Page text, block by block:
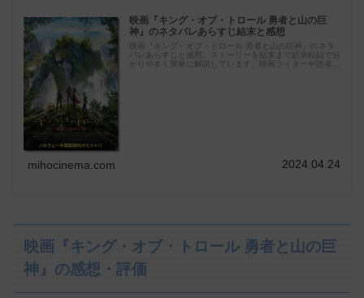
映画『キング・オブ・トロール 勇者と山の巨
神』のネタバレあらすじ結末と感想
映画『キング・オブ・トロール 勇者と山の巨神』のネタ
バレあらすじと感想。ストーリーを結末まで起承転結で分
かりやすく簡単に解説しています。映画ライターや読者に
mihocinema.com 2024.04.24
映画『キング・オブ・トロール 勇者と山の巨
神』の感想・評価